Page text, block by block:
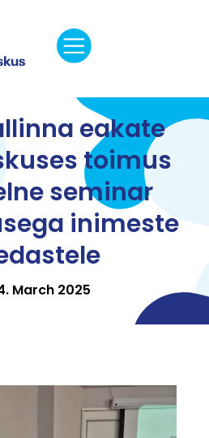
eakate
toimus
seminar
inimeste
March 2025